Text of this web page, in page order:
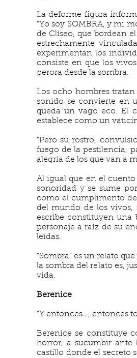
La deforme figura
“Yo soy SOMBRA, y mi
de Clíseo, que bordean
estrechamente
experimentan los
consiste en que los
perora desde la sombra.
Los ocho hombres
sonido se convierte en
queda un vago eco. El
establece como un
"Pero su rostro,
fuego de la pestilencia,
alegría de los que van a
Al igual que en el
sonoridad y se sume
como el cumplimento
del mundo de los vivos,
escribe constituyen una
personaje a raíz de su
leídas.
“Sombra” es un relato
la sombra del relato es,
vida.
Berenice
“Y entonces…, entonces
Berenice se constituye
horror, a sucumbir ante
castillo donde el secreto